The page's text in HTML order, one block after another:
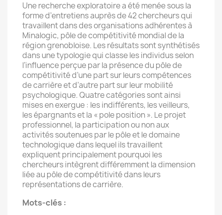
Une recherche exploratoire a été menée sous la
forme d’entretiens auprès de 42 chercheurs qui
travaillent dans des organisations adhérentes à
Minalogic, pôle de compétitivité mondial de la
région grenobloise. Les résultats sont synthétisés
dans une typologie qui classe les individus selon
l’influence perçue par la présence du pôle de
compétitivité d’une part sur leurs compétences
de carrière et d’autre part sur leur mobilité
psychologique. Quatre catégories sont ainsi
mises en exergue : les indifférents, les veilleurs,
les épargnants et la « pole position ». Le projet
professionnel, la participation ou non aux
activités soutenues par le pôle et le domaine
technologique dans lequel ils travaillent
expliquent principalement pourquoi les
chercheurs intègrent différemment la dimension
liée au pôle de compétitivité dans leurs
représentations de carrière.
Mots-clés :